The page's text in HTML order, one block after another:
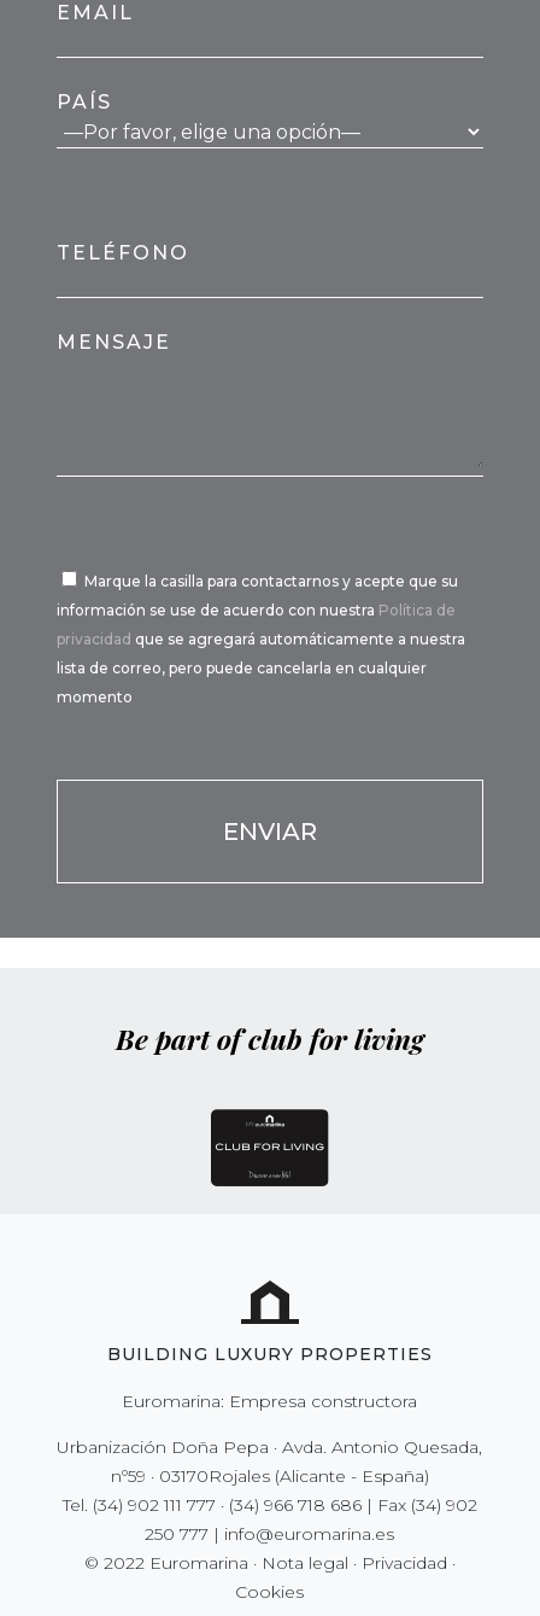
EMAIL
PAÍS
TELÉFONO
MENSAJE
Marque la casilla para contactarnos y acepte que su
información se use de acuerdo con nuestra Política de
privacidad que se agregará automáticamente a nuestra
lista de correo, pero puede cancelarla en cualquier
momento
Be part of club for living
BUILDING LUXURY PROPERTIES
Euromarina: Empresa constructora
Urbanización Doña Pepa · Avda. Antonio Quesada,
nº59 · 03170Rojales (Alicante - España)
Tel. (34) 902 111 777 · (34) 966 718 686| Fax (34) 902
250 777 | info@euromarina.es
© 2022 Euromarina · Nota legal · Privacidad ·
Cookies